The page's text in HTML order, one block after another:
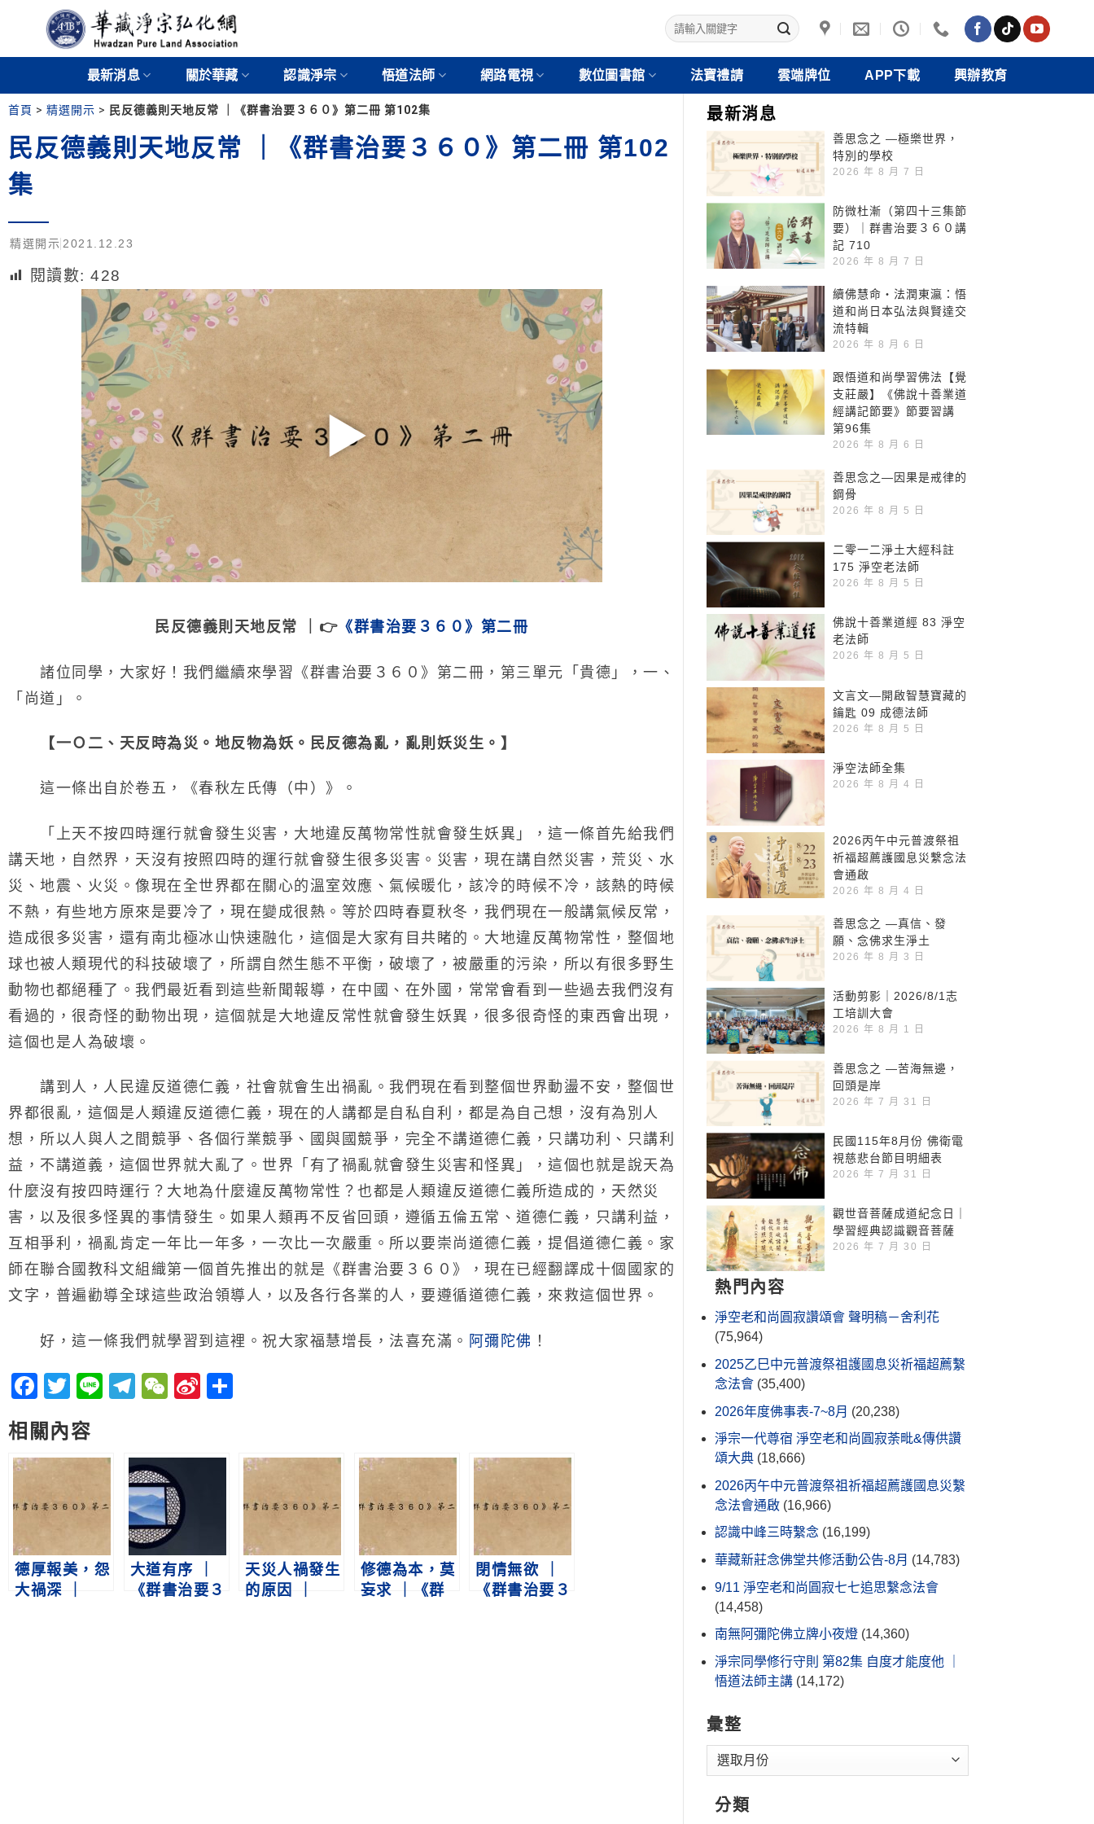
最新消息 關於華藏 認識淨宗 悟道法師 網路電視 數位圖書館 法寶禮請 雲端牌位 APP下載 興辦教育
首頁 > 精選開示 > 民反德義則天地反常 ｜《群書治要３６０》第二冊 第102集
民反德義則天地反常 ｜《群書治要３６０》第二冊 第102
集
精選開示 2021.12.23
閱讀數: 428
民反德義則天地反常 ｜👉 《群書治要３６０》第二冊
諸位同學，大家好！我們繼續來學習《群書治要３６０》第二冊，第三單元「貴德」，一、
「尚道」。
【一Ｏ二、天反時為災。地反物為妖。民反德為亂，亂則妖災生。】
這一條出自於卷五，《春秋左氏傳（中）》。
「上天不按四時運行就會發生災害，大地違反萬物常性就會發生妖異」，這一條首先給我們
講天地，自然界，天沒有按照四時的運行就會發生很多災害。災害，現在講自然災害，荒災、水
災、地震、火災。像現在全世界都在關心的溫室效應、氣候暖化，該冷的時候不冷，該熱的時候
不熱，有些地方原來是要冷了，現在變成很熱。等於四時春夏秋冬，我們現在一般講氣候反常，
造成很多災害，還有南北極冰山快速融化，這個是大家有目共睹的。大地違反萬物常性，整個地
球也被人類現代的科技破壞了，所謂自然生態不平衡，破壞了，被嚴重的污染，所以有很多野生
動物也都絕種了。我們最近看到這些新聞報導，在中國、在外國，常常會看到一些過去我們沒有
看過的，很奇怪的動物出現，這個就是大地違反常性就會發生妖異，很多很奇怪的東西會出現，
這個也是人為破壞。
講到人，人民違反道德仁義，社會就會生出禍亂。我們現在看到整個世界動盪不安，整個世
界都很亂，這個是人類違反道德仁義，現在的人講都是自私自利，都是為自己想，沒有為別人
想，所以人與人之間競爭、各個行業競爭、國與國競爭，完全不講道德仁義，只講功利、只講利
益，不講道義，這個世界就大亂了。世界「有了禍亂就會發生災害和怪異」，這個也就是說天為
什麼沒有按四時運行？大地為什麼違反萬物常性？也都是人類違反道德仁義所造成的，天然災
害，以及很多怪異的事情發生。如果人類再不反省回頭，遵循五倫五常、道德仁義，只講利益，
互相爭利，禍亂肯定一年比一年多，一次比一次嚴重。所以要崇尚道德仁義，提倡道德仁義。家
師在聯合國教科文組織第一個首先推出的就是《群書治要３６０》，現在已經翻譯成十個國家的
文字，普遍勸導全球這些政治領導人，以及各行各業的人，要遵循道德仁義，來救這個世界。
好，這一條我們就學習到這裡。祝大家福慧增長，法喜充滿。 阿彌陀佛 ！
Facebook
Twitter
LineTelegram
WeChat
Sina
相關內容
德厚報美，怨
大禍深 ｜
大道有序 ｜
《群書治要３
天災人禍發生
的原因 ｜
修德為本，莫
妄求 ｜《群
閉情無欲 ｜
《群書治要３
最新消息
善思念之 —極樂世界，
特別的學校
2026 年 8 月 7 日
防微杜漸（第四十三集節
要）｜群書治要３６０講
記 710
2026 年 8 月 7 日
續佛慧命‧法潤東瀛：悟
道和尚日本弘法與賢達交
流特輯
2026 年 8 月 6 日
跟悟道和尚學習佛法【覺
支莊嚴】《佛說十善業道
經講記節要》節要習講
第96集
2026 年 8 月 6 日
善思念之—因果是戒律的
鋼骨
2026 年 8 月 5 日
二零一二淨土大經科註
175 淨空老法師
2026 年 8 月 5 日
佛說十善業道經 83 淨空
老法師
2026 年 8 月 5 日
文言文—開啟智慧寶藏的
鑰匙 09 成德法師
2026 年 8 月 5 日
淨空法師全集
2026 年 8 月 4 日
2026丙午中元普渡祭祖
祈福超薦護國息災繫念法
會通啟
2026 年 8 月 4 日
善思念之 —真信、發
願、念佛求生淨土
2026 年 8 月 3 日
活動剪影｜2026/8/1志
工培訓大會
2026 年 8 月 1 日
善思念之 —苦海無邊，
回頭是岸
2026 年 7 月 31 日
民國115年8月份 佛衛電
視慈悲台節目明細表
2026 年 7 月 31 日
觀世音菩薩成道紀念日｜
學習經典認識觀音菩薩
2026 年 7 月 30 日
熱門內容
淨空老和尚圓寂讚頌會 聲明稿－舍利花
(75,964)
2025乙巳中元普渡祭祖護國息災祈福超薦繫
念法會 (35,400)
2026年度佛事表-7~8月 (20,238)
淨宗一代尊宿 淨空老和尚圓寂荼毗&傳供讚
頌大典 (18,666)
2026丙午中元普渡祭祖祈福超薦護國息災繫
念法會通啟 (16,966)
認識中峰三時繫念 (16,199)
華藏新莊念佛堂共修活動公告-8月 (14,783)
9/11 淨空老和尚圓寂七七追思繫念法會
(14,458)
南無阿彌陀佛立牌小夜燈 (14,360)
淨宗同學修行守則 第82集 自度才能度他 ｜
悟道法師主講 (14,172)
彙整
分類